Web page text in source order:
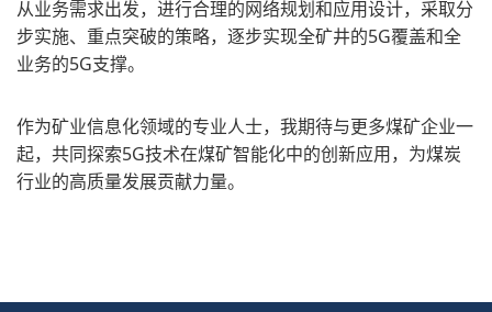
从业务需求出发，进行合理的网络规划和应用设计，采取分
步实施、重点突破的策略，逐步实现全矿井的5G覆盖和全
业务的5G支撑。
作为矿业信息化领域的专业人士，我期待与更多煤矿企业一
起，共同探索5G技术在煤矿智能化中的创新应用，为煤炭
行业的高质量发展贡献力量。